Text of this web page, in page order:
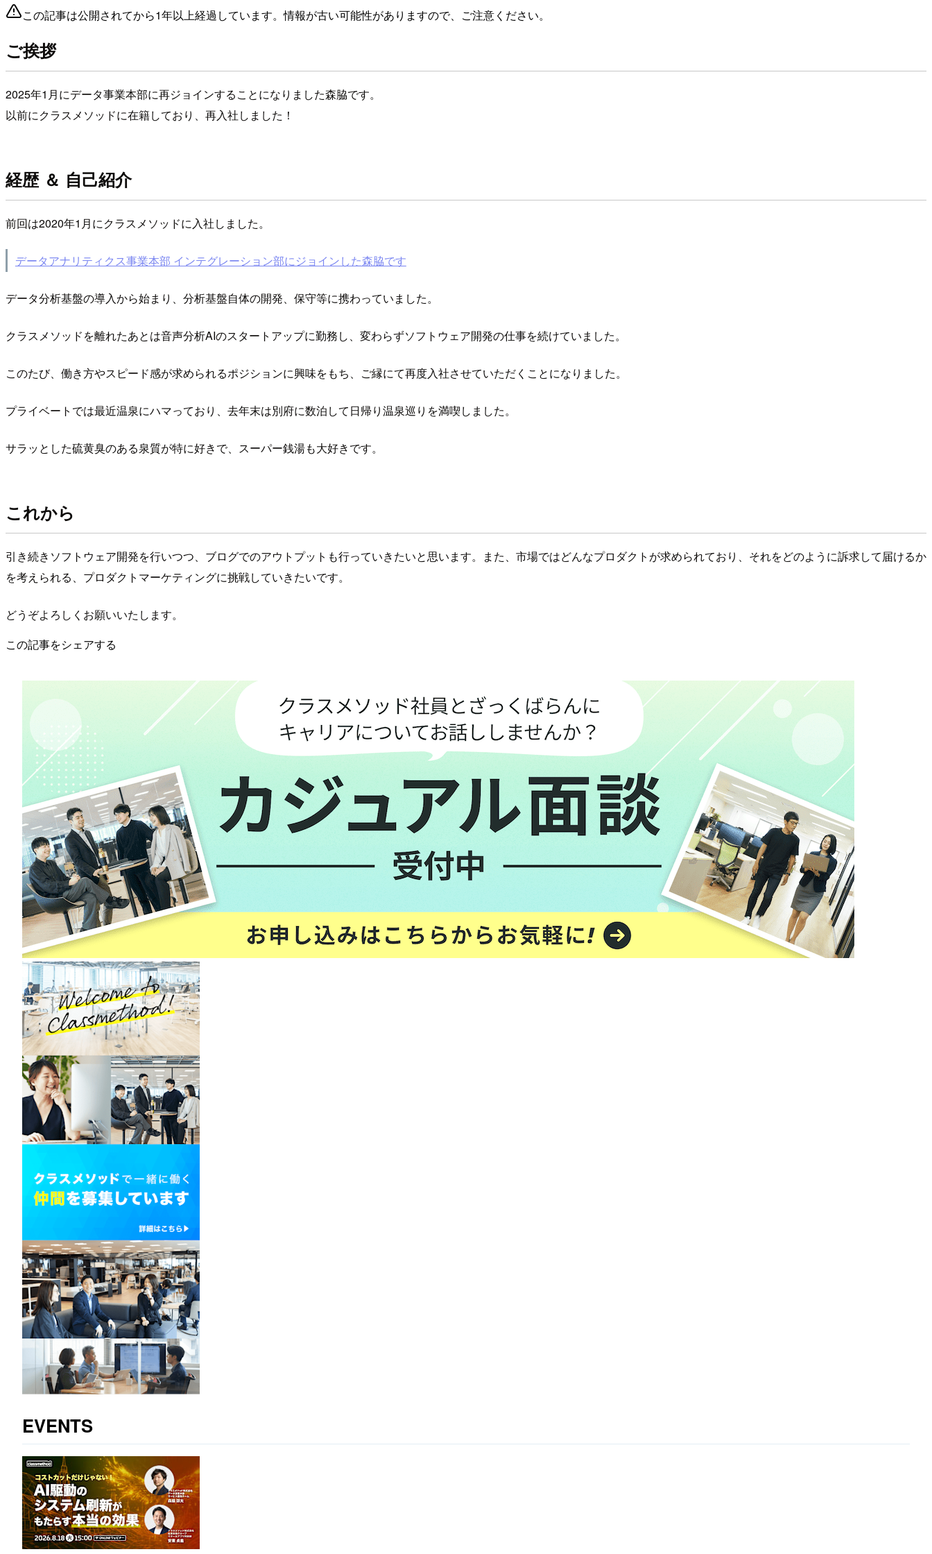
この記事は公開されてから1年以上経過しています。情報が古い可能性がありますので、ご注意ください。
ご挨拶
2025年1月にデータ事業本部に再ジョインすることになりました森脇です。
以前にクラスメソッドに在籍しており、再入社しました！
経歴 ＆ 自己紹介
前回は2020年1月にクラスメソッドに入社しました。
データアナリティクス事業本部 インテグレーション部にジョインした森脇です
データ分析基盤の導入から始まり、分析基盤自体の開発、保守等に携わっていました。
クラスメソッドを離れたあとは音声分析AIのスタートアップに勤務し、変わらずソフトウェア開発の仕事を続けていました。
このたび、働き方やスピード感が求められるポジションに興味をもち、ご縁にて再度入社させていただくことになりました。
プライベートでは最近温泉にハマっており、去年末は別府に数泊して日帰り温泉巡りを満喫しました。
サラッとした硫黄臭のある泉質が特に好きで、スーパー銭湯も大好きです。
これから
引き続きソフトウェア開発を行いつつ、ブログでのアウトプットも行っていきたいと思います。また、市場ではどんなプロダクトが求められており、それをどのように訴求して届けるか
を考えられる、プロダクトマーケティングに挑戦していきたいです。
どうぞよろしくお願いいたします。
この記事をシェアする
EVENTS